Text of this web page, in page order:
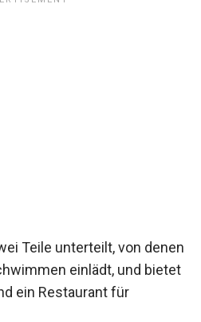
Teile unterteilt, von denen
einlädt, und bietet
ein Restaurant für